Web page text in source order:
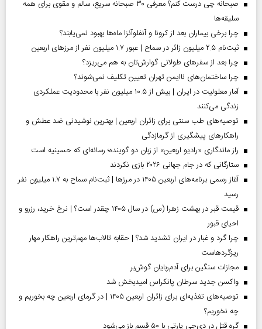
صبحانه چی درست کنم؟ معرفی ۳۰ صبحانه سریع، سالم و مقوی برای همه
سلیقه‌ها
چرا برخی بیماران بعد از کرونا و آنفلوآنزا ماه‌ها بهبود نمی‌یابند؟
ثبت‌نام ۲.۵ میلیون زائر در سماح | عبور ۱.۷ میلیون نفر از مرز‌های اربعین
چرا بعد از سفرهای طولانی گوارش‌تان به هم می‌ریزد؟
چرا ساختمان‌های ناایمن تهران تعیین تکلیف نمی‌شوند؟
آمار معلولیت در ایران | بیش از ۱۰.۵ میلیون نفر با محدودیت عملکردی
زندگی می‌کنند
توصیه‌های طب سنتی برای زائران اربعین | بهترین نوشیدنی ضد عطش و
راهکارهای پیشگیری از گرمازدگی
راز ماندگاری «رادیو اربعین» از زبان دو گوینده؛ رسانه‌ای که حسینیه است
ستارگانی که در جام جهانی ۲۰۲۶ بازی نکردند
آغاز رسمی برنامه‌های اربعین ۱۴۰۵ در مرز‌ها | ثبت‌نام سماح به ۱.۷ میلیون نفر
رسید
قیمت قبر در بهشت زهرا (س) در سال ۱۴۰۵ چقدر است؟ | نرخ خرید، رزرو و
احیای قبور
چرا گرد و غبار در ایران تشدید شد؟ | حقابه تالاب‌ها مهم‌ترین راهکار مهار
ریزگردهاست
مجازات سنگین برای آدم‌ربایان گوش‌بر
واکسن جدید سرطان پانکراس امیدبخش شد
توصیه‌های تغذیه‌ای برای زائران اربعین ۱۴۰۵ | در گرمای اربعین چه بخوریم و
چه نخوریم؟
گره قتل در دی‌جی پارتی با ۵۰ قسم باز می‌شود